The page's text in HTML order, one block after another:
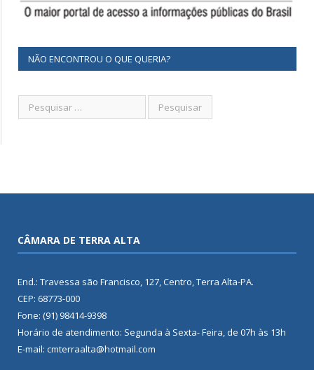
NÃO ENCONTROU O QUE QUERIA?
CÂMARA DE TERRA ALTA
End.: Travessa são Francisco, 127, Centro, Terra Alta-PA.
CEP: 68773-000
Fone: (91) 98414-9398
Horário de atendimento: Segunda à Sexta- Feira, de 07h às 13h
E-mail: cmterraalta@hotmail.com